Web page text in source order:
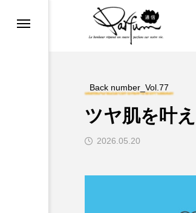
Back number_Vol.77
ツヤ肌を叶
2026.05.20